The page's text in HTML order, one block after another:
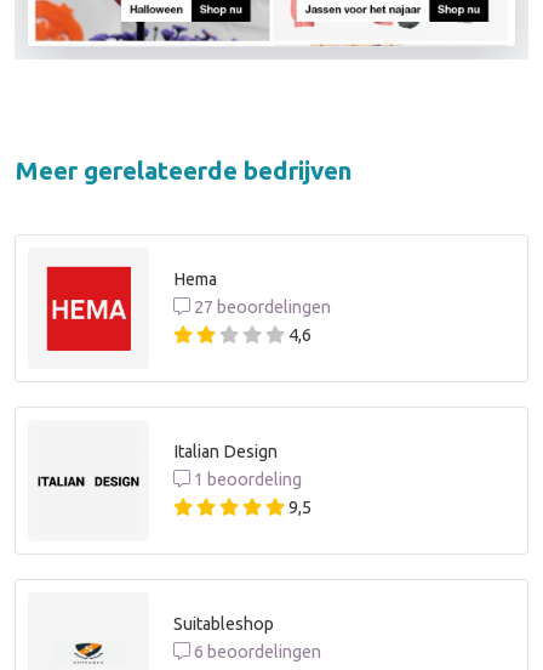
Meer gerelateerde bedrijven
Hema
27 beoordelingen
4,6
Italian Design
1 beoordeling
9,5
Suitableshop
6 beoordelingen